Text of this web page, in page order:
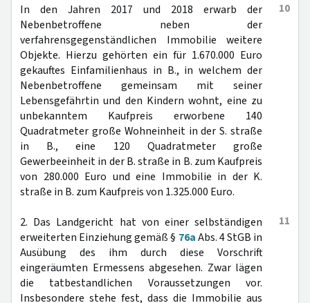
10
In den Jahren 2017 und 2018 erwarb der
Nebenbetroffene neben der
verfahrensgegenständlichen Immobilie weitere
Objekte. Hierzu gehörten ein für 1.670.000 Euro
gekauftes Einfamilienhaus in B., in welchem der
Nebenbetroffene gemeinsam mit seiner
Lebensgefährtin und den Kindern wohnt, eine zu
unbekanntem Kaufpreis erworbene 140
Quadratmeter große Wohneinheit in der S. straße
in B., eine 120 Quadratmeter große
Gewerbeeinheit in der B. straße in B. zum Kaufpreis
von 280.000 Euro und eine Immobilie in der K.
straße in B. zum Kaufpreis von 1.325.000 Euro.
11
2. Das Landgericht hat von einer selbständigen
erweiterten Einziehung gemäß § 76aAbs. 4 StGB in
Ausübung des ihm durch diese Vorschrift
eingeräumten Ermessens abgesehen. Zwar lägen
die tatbestandlichen Voraussetzungen vor.
Insbesondere stehe fest, dass die Immobilie aus